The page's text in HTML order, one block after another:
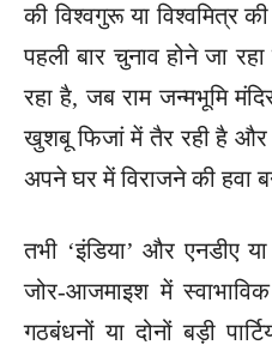
की विश्वगुरू या विश्वमित्र
पहली बार चुनाव होने जा
रहा है, जब राम जन्मभूमि
खुशबू फिजां में तैर रही है और
अपने घर में विराजने की हवा
तभी ‘इंडिया’ और एनडीए
जोर-आजमाइश में स्वाभाविक
गठबंधनों या दोनों बड़ी